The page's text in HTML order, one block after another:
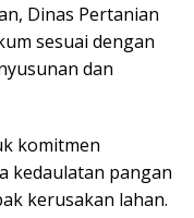
Dinas Pertanian
sesuai dengan
dan
komitmen
kedaulatan pangan
kerusakan lahan.